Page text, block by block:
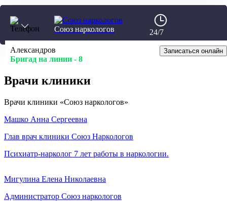
Калькулятор Союз наркологов 24/7
Александров
Бригад на линии - 8
Записаться онлайн
Главная
Врачи
Врачи клиники
Врачи клиники «Союз наркологов»
Машко Анна Сергеевна
Глав врач клиники Союз Наркологов
Психиатр-нарколог 7 лет работы в наркологии.
Мигулина Елена Николаевна
Администратор Союз наркологов